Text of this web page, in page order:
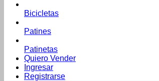
Bicicletas
Patines
Patinetas
Quiero Vender
Ingresar
Registrarse